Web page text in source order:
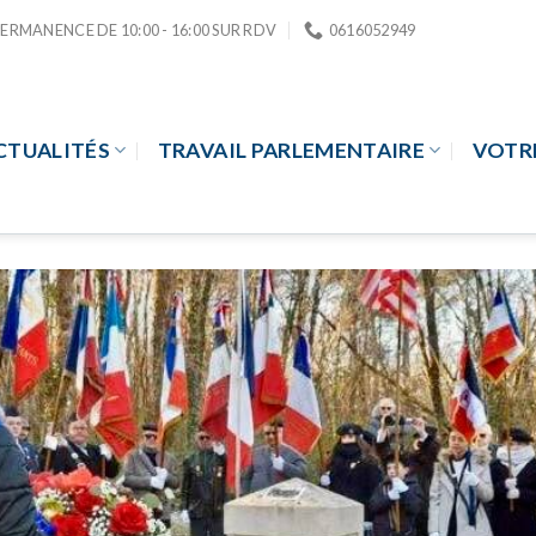
DE 10:00 - 16:00 SUR RDV 0616052949
TRAVAIL PARLEMENTAIRE